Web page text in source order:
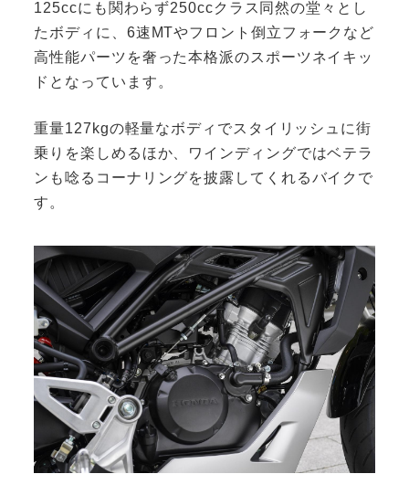
125ccにも関わらず250ccクラス同然の堂々とし
たボディに、6速MTやフロント倒立フォークなど
高性能パーツを奢った本格派のスポーツネイキッ
ドとなっています。
重量127kgの軽量なボディでスタイリッシュに街
乗りを楽しめるほか、ワインディングではベテラ
ンも唸るコーナリングを披露してくれるバイクで
す。